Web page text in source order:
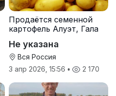
Продаётся семенной
картофель Алуэт, Гала
Не указана
Вся Россия
3 апр 2026, 15:56 • 2 170